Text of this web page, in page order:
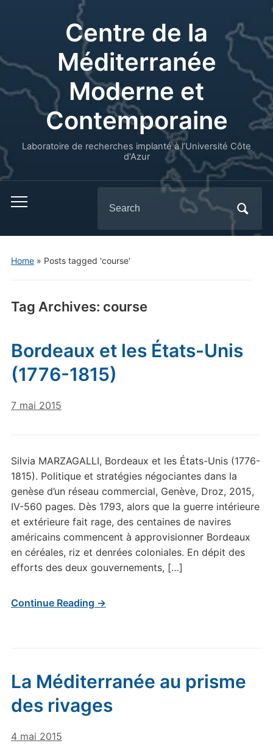
Centre de la
Méditerranée
Moderne et
Contemporaine
Laboratoire de recherches implanté à l’Université Côte
d'Azur
for:
Home» Posts tagged 'course'
Tag Archives: course
Bordeaux et les États-Unis
(1776-1815)
7 mai 2015
Silvia MARZAGALLI, Bordeaux et les États-Unis (1776-
1815). Politique et stratégies négociantes dans la
genèse d’un réseau commercial, Genève, Droz, 2015,
IV-560 pages. Dès 1793, alors que la guerre intérieure
et extérieure fait rage, des centaines de navires
américains commencent à approvisionner Bordeaux
en céréales, riz et denrées coloniales. En dépit des
efforts des deux gouvernements, […]
Continue Reading →
La Méditerranée au prisme
des rivages
4 mai 2015